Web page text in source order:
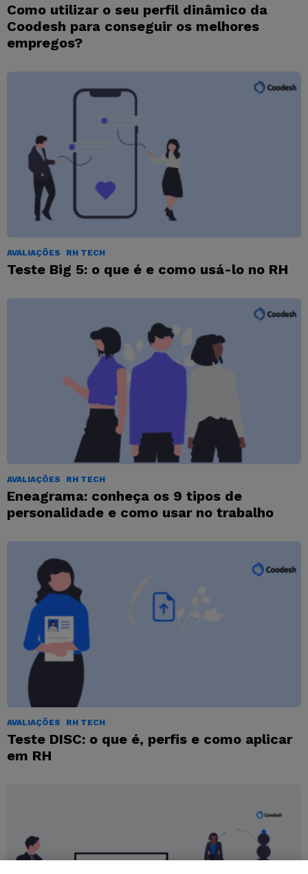
Como utilizar o seu perfil dinâmico da
Coodesh para conseguir os melhores
empregos?
AVALIAÇÕES RH TECH
Teste Big 5: o que é e como usá-lo no RH
AVALIAÇÕES RH TECH
Eneagrama: conheça os 9 tipos de
personalidade e como usar no trabalho
AVALIAÇÕES RH TECH
Teste DISC: o que é, perfis e como aplicar
em RH